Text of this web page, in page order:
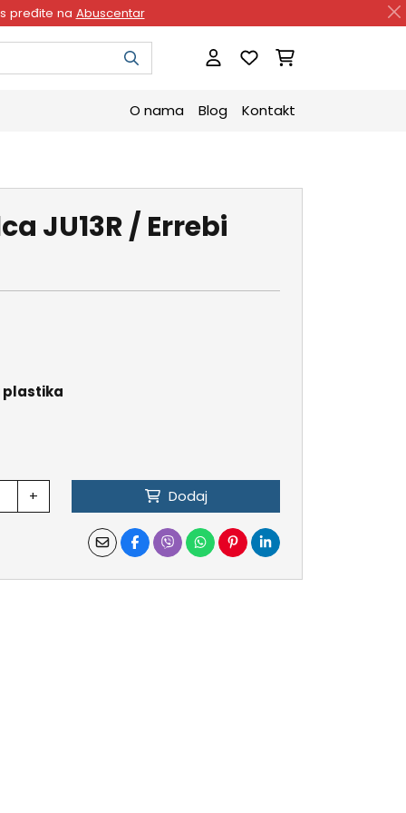
pređite na Abuscentar
O nama Blog Kontakt
JU13R / Errebi
plastika
+ Dodaj